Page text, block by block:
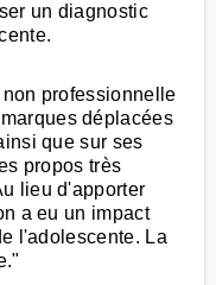
un diagnostic
professionnelle
déplacées
que sur ses
propos très
lieu d'apporter
a eu un impact
l'adolescente. La